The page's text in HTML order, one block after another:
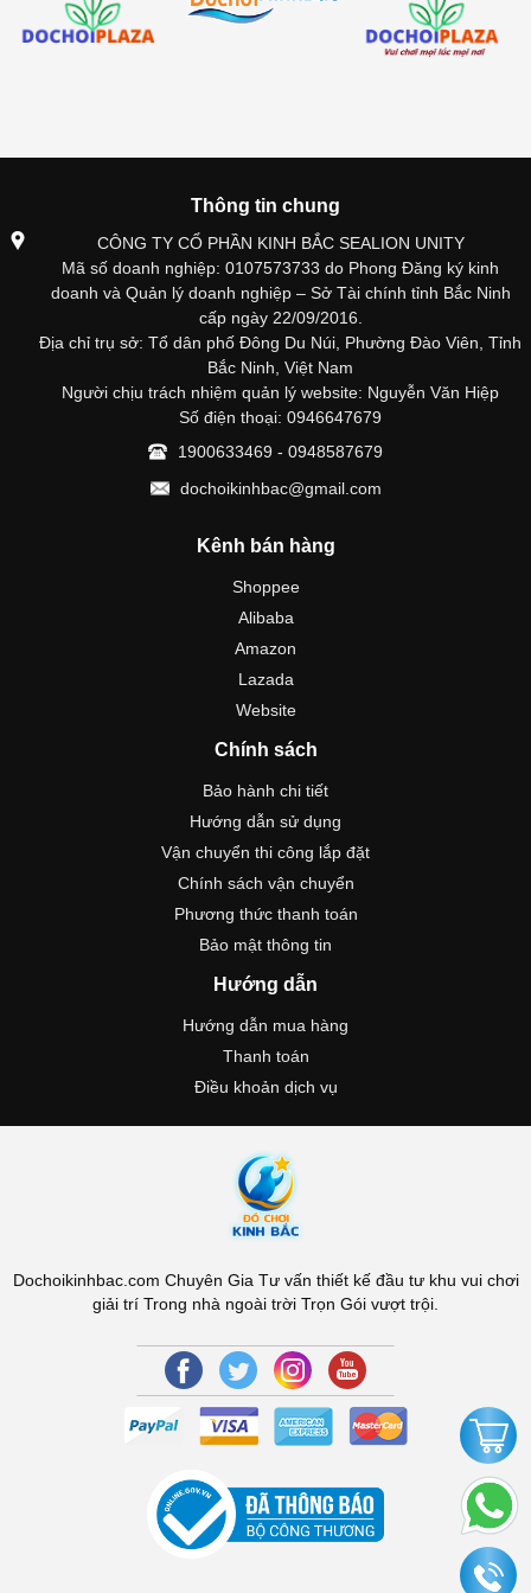
Thông tin chung
CÔNG TY CỔ PHẦN KINH BẮC SEALION UNITY
Mã số doanh nghiệp: 0107573733 do Phong Đăng ký kinh
doanh và Quản lý doanh nghiệp – Sở Tài chính tỉnh Bắc Ninh
cấp ngày 22/09/2016.
Địa chỉ trụ sở: Tổ dân phố Đông Du Núi, Phường Đào Viên, Tỉnh
Bắc Ninh, Việt Nam
Người chịu trách nhiệm quản lý website: Nguyễn Văn Hiệp
Số điện thoại: 0946647679
1900633469 - 0948587679
dochoikinhbac@gmail.com
Kênh bán hàng
Shoppee
Alibaba
Amazon
Lazada
Website
Chính sách
Bảo hành chi tiết
Hướng dẫn sử dụng
Vận chuyển thi công lắp đặt
Chính sách vận chuyển
Phương thức thanh toán
Bảo mật thông tin
Hướng dẫn
Hướng dẫn mua hàng
Thanh toán
Điều khoản dịch vụ
Dochoikinhbac.com Chuyên Gia Tư vấn thiết kế đầu tư khu vui chơi
giải trí Trong nhà ngoài trời Trọn Gói vượt trội.